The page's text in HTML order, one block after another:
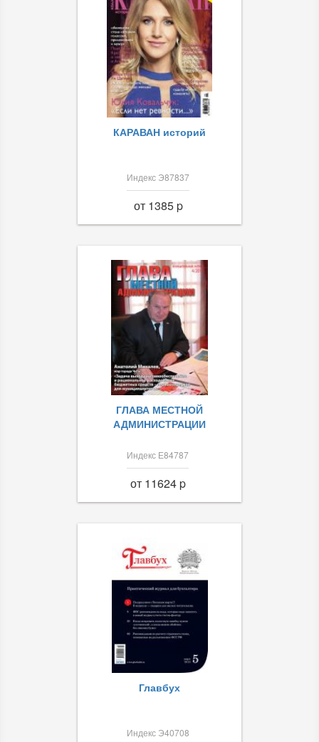
КАРАВАН историй
Индекс Э87837
от 1385 p
ГЛАВА МЕСТНОЙ
АДМИНИСТРАЦИИ
Индекс Е84787
от 11624 p
Главбух
Индекс Э40708